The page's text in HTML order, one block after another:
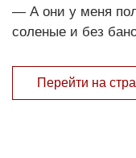
— А они у меня
соленые и без
Перейти на